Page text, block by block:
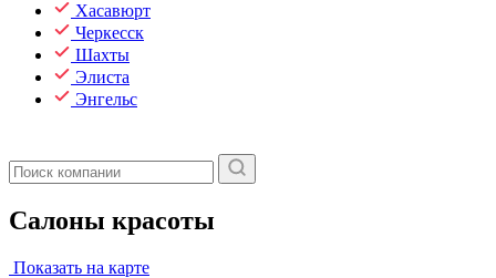
Хасавюрт
Черкесск
Шахты
Элиста
Энгельс
Салоны красоты
Показать на карте